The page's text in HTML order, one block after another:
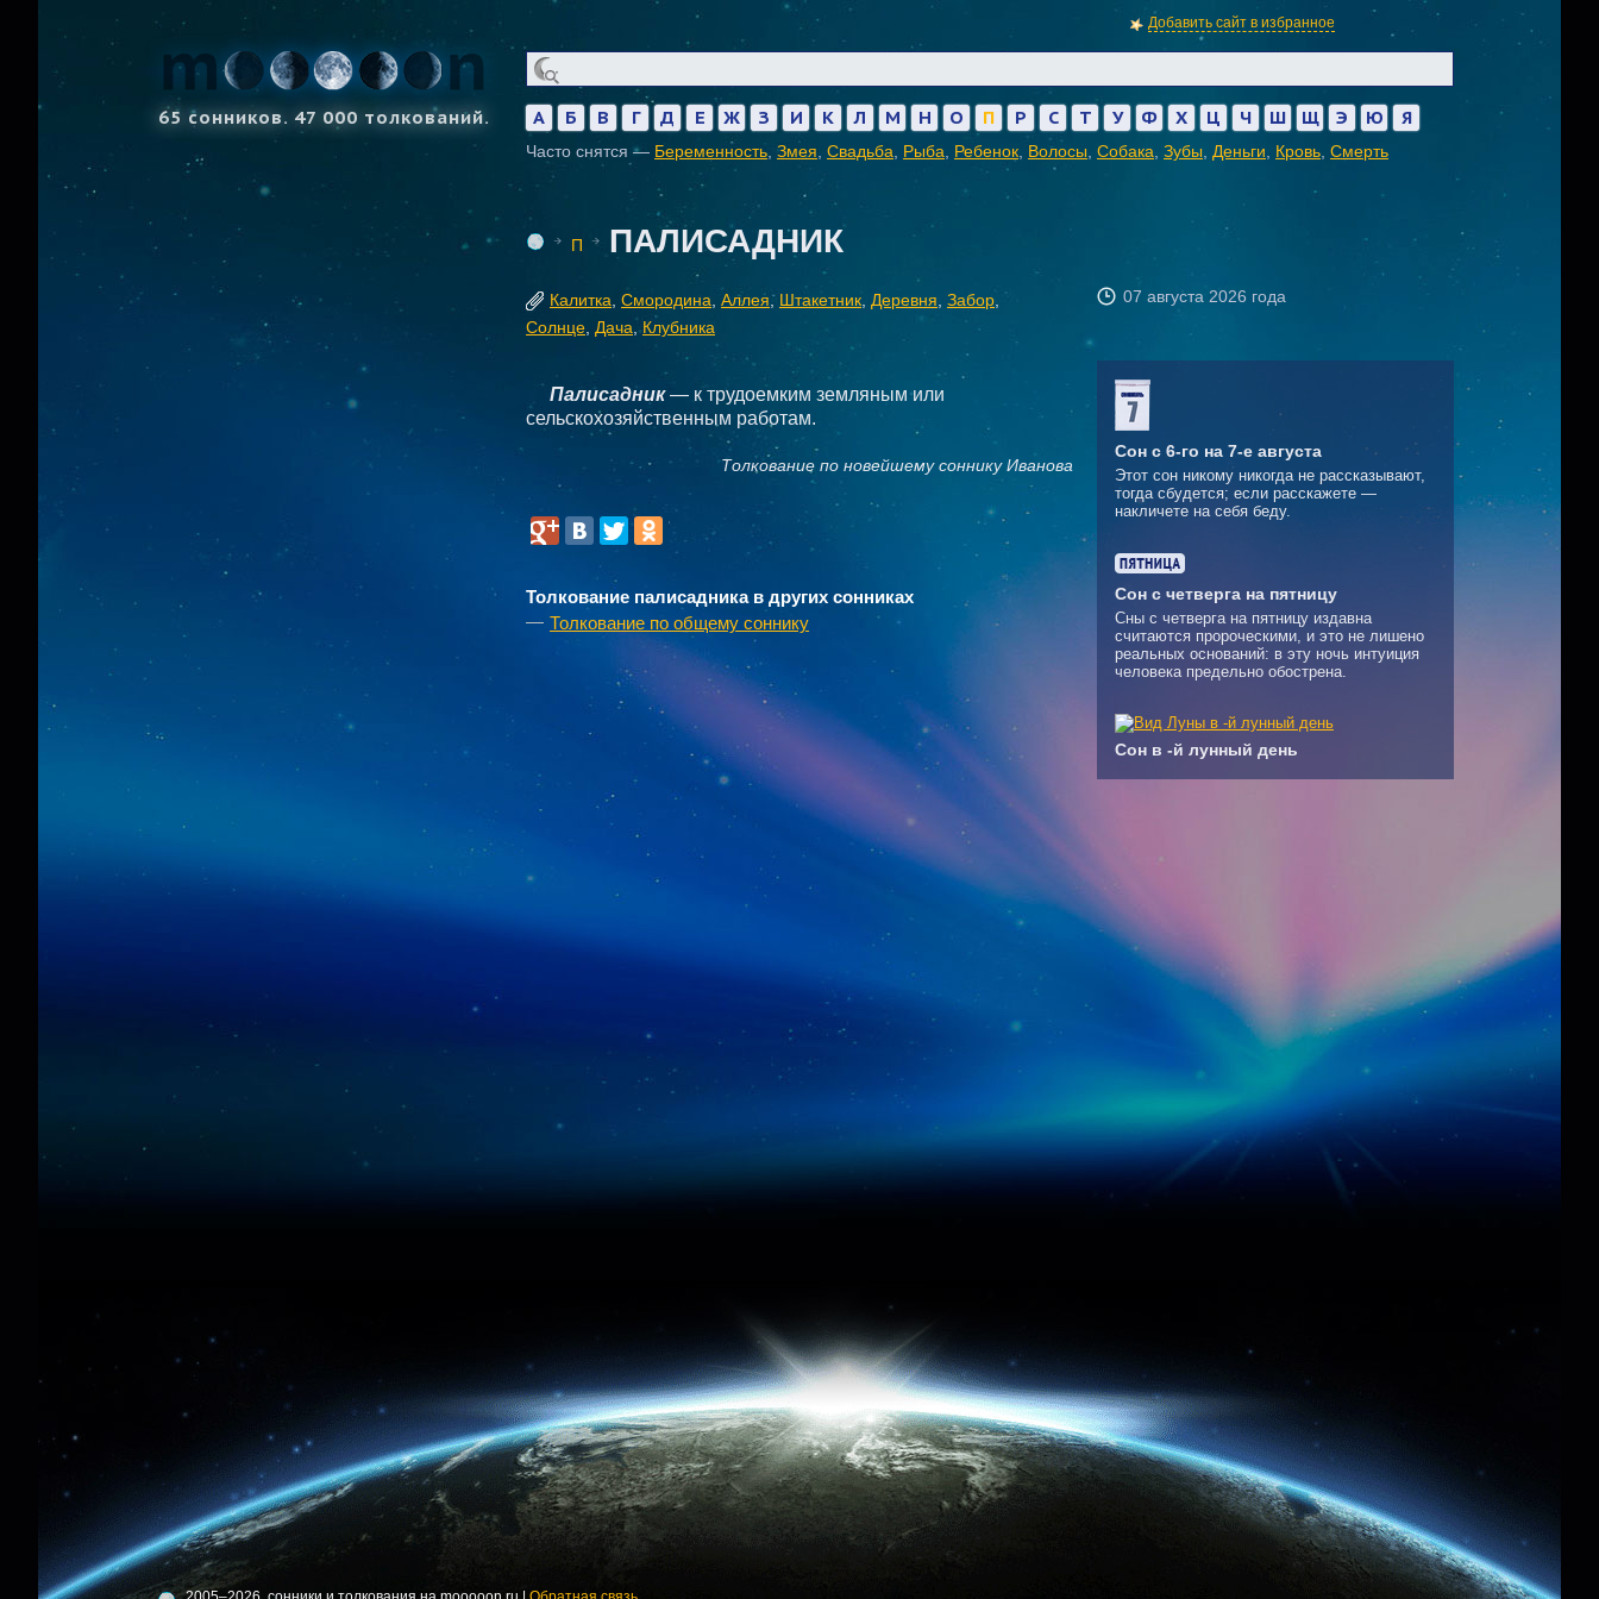
Добавить сайт в избранное
65 сонников. 47 000 толкований. А Б В Г Д Е Ж З И К Л М Н О П Р С Т У Ф Х Ц Ч Ш Щ Э Ю Я
Часто снятся — Беременность Змея Свадьба Рыба Ребенок Волосы Собака Зубы Деньги Кровь Смерть
П ПАЛИСАДНИК
Калитка Смородина Аллея, Штакетник Деревня Забор
Солнце Дача ,Клубника
07 августа 2026 года
Палисадник— к трудоемким земляным или
сельскохозяйственным работам.
Толкование по новейшему соннику Иванова
Толкование палисадника в других сонниках
Толкование по общему соннику
Сон с 6-го на 7-е августа
Этот сон никому никогда не рассказывают,
тогда сбудется; если расскажете —
накличете на себя беду.
Сон с четверга на пятницу
Сны с четверга на пятницу издавна
считаются пророческими, и это не лишено
реальных оснований: в эту ночь интуиция
человека предельно обострена.
Сон в -й лунный день